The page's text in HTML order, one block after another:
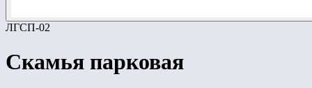
ЛГСП-02
Скамья парковая